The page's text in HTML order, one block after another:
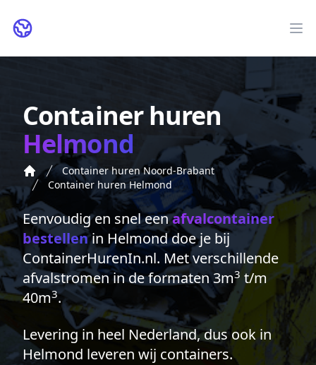
ContainerHurenIn.nl
Container huren
Helmond
Container huren Noord-Brabant
Container huren Helmond
Eenvoudig en snel eenafvalcontainer
bestellenin Helmond doe je bij
ContainerHurenIn.nl. Met verschillende
afvalstromen in de formaten 3m3t/m
40m3.
Levering in heel Nederland, dus ook in
Helmond leveren wij containers.